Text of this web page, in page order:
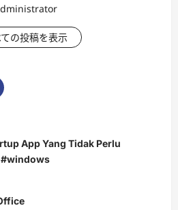
の投稿を表示
App Yang Tidak Perlu